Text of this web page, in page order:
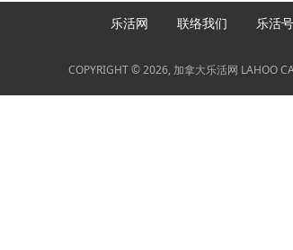
乐活网 联络我们 乐活号
COPYRIGHT © 2026, 加拿大乐活网 LAHOO